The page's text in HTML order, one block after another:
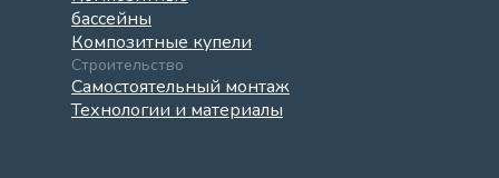
бассейны
Композитные купели
Строительство
Самостоятельный монтаж
Технологии и материалы